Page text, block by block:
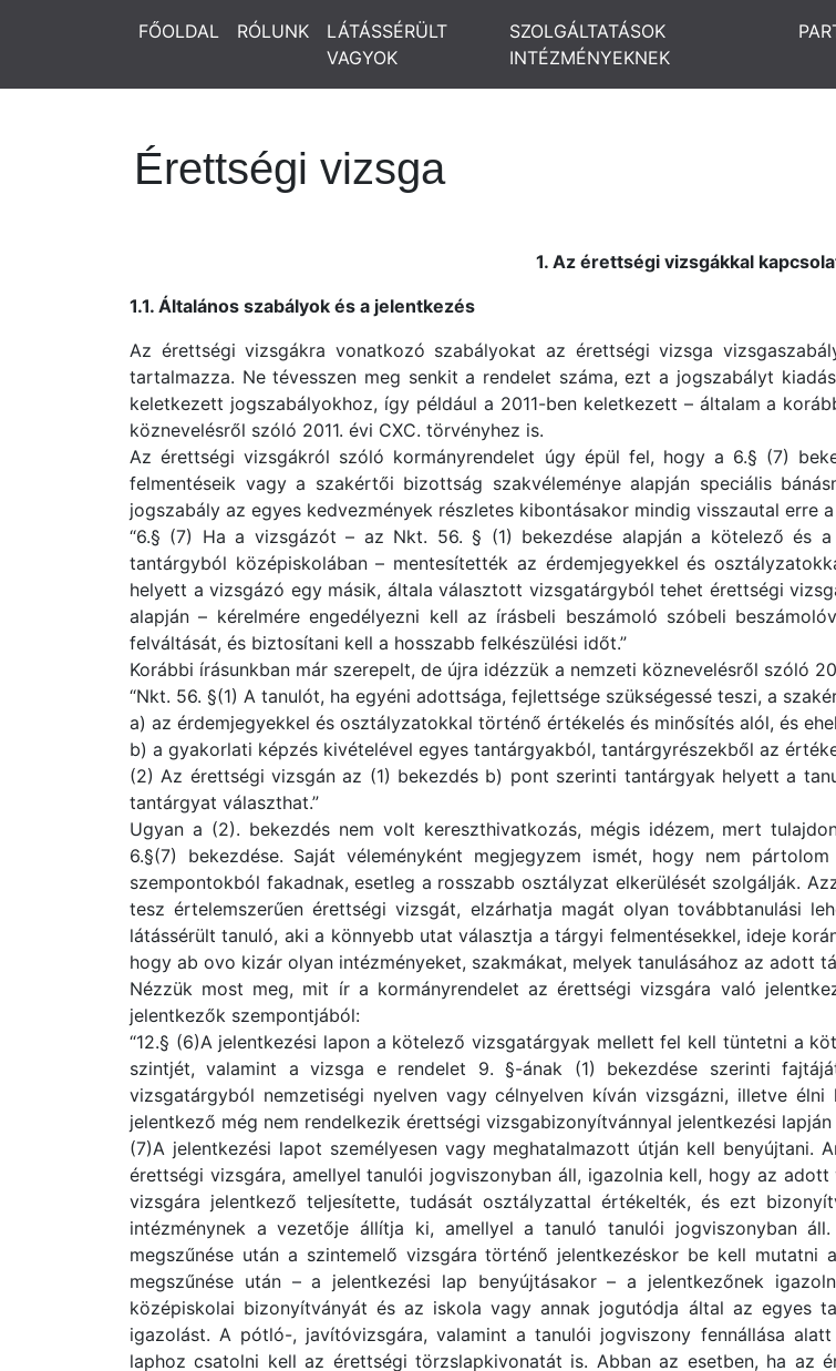
FŐOLDAL RÓLUNK
LÁTÁSSÉRÜLT
VAGYOK
SZOLGÁLTATÁSOK
INTÉZMÉNYEKNEK
Érettségi vizsga
1. Az érettségi vizsgákkal
1.1. Általános szabályok és a jelentkezés
Az érettségi vizsgákra vonatkozó szabályokat az érettségi vizsga
tartalmazza. Ne tévesszen meg senkit a rendelet száma, ezt a jogszabályt
keletkezett jogszabályokhoz, így például a 2011-ben keletkezett – általam a
köznevelésről szóló 2011. évi CXC. törvényhez is.
Az érettségi vizsgákról szóló kormányrendelet úgy épül fel, hogy a 6.§ (7)
felmentéseik vagy a szakértői bizottság szakvéleménye alapján speciális
jogszabály az egyes kedvezmények részletes kibontásakor mindig visszautal erre
“6.§ (7) Ha a vizsgázót – az Nkt. 56. § (1) bekezdése alapján a kötelező és
tantárgyból középiskolában – mentesítették az érdemjegyekkel és
helyett a vizsgázó egy másik, általa választott vizsgatárgyból tehet érettségi
alapján – kérelmére engedélyezni kell az írásbeli beszámoló szóbeli
felváltását, és biztosítani kell a hosszabb felkészülési időt.”
Korábbi írásunkban már szerepelt, de újra idézzük a nemzeti köznevelésről szóló
“Nkt. 56. §(1) A tanulót, ha egyéni adottsága, fejlettsége szükségessé teszi, a
a) az érdemjegyekkel és osztályzatokkal történő értékelés és minősítés alól, és
b) a gyakorlati képzés kivételével egyes tantárgyakból, tantárgyrészekből az
(2) Az érettségi vizsgán az (1) bekezdés b) pont szerinti tantárgyak helyett a
tantárgyat választhat.”
Ugyan a (2). bekezdés nem volt kereszthivatkozás, mégis idézem, mert
6.§(7) bekezdése. Saját véleményként megjegyzem ismét, hogy nem
szempontokból fakadnak, esetleg a rosszabb osztályzat elkerülését szolgálják.
tesz értelemszerűen érettségi vizsgát, elzárhatja magát olyan továbbtanulási
látássérült tanuló, aki a könnyebb utat választja a tárgyi felmentésekkel, ideje
hogy ab ovo kizár olyan intézményeket, szakmákat, melyek tanulásához az adott
Nézzük most meg, mit ír a kormányrendelet az érettségi vizsgára való
jelentkezők szempontjából:
“12.§ (6)A jelentkezési lapon a kötelező vizsgatárgyak mellett fel kell tüntetni a
szintjét, valamint a vizsga e rendelet 9. §-ának (1) bekezdése szerinti
vizsgatárgyból nemzetiségi nyelven vagy célnyelven kíván vizsgázni, illetve
jelentkező még nem rendelkezik érettségi vizsgabizonyítvánnyal jelentkezési
(7)A jelentkezési lapot személyesen vagy meghatalmazott útján kell benyújtani.
érettségi vizsgára, amellyel tanulói jogviszonyban áll, igazolnia kell, hogy az
vizsgára jelentkező teljesítette, tudását osztályzattal értékelték, és ezt
intézménynek a vezetője állítja ki, amellyel a tanuló tanulói jogviszonyban
megszűnése után a szintemelő vizsgára történő jelentkezéskor be kell
megszűnése után – a jelentkezési lap benyújtásakor – a jelentkezőnek
középiskolai bizonyítványát és az iskola vagy annak jogutódja által az egyes
igazolást. A pótló-, javítóvizsgára, valamint a tanulói jogviszony fennállása
laphoz csatolni kell az érettségi törzslapkivonatát is. Abban az esetben, ha az